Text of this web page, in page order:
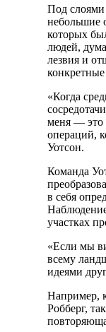
Под
небольшие
которых
людей,
лезвия и
«Когда
меня — это
операций,
Уотсон.
Команда
в себя
участках
«Если мы
всему
идеями
Например,
Робберг,